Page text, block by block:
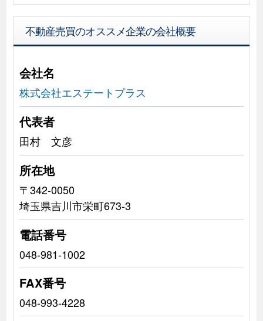
不動産売買のオススメ企業の会社概要
会社名
株式会社エステートプラス
代表者
田村 文彦
所在地
〒342-0050
埼玉県吉川市栄町673-3
電話番号
048-981-1002
FAX番号
048-993-4228